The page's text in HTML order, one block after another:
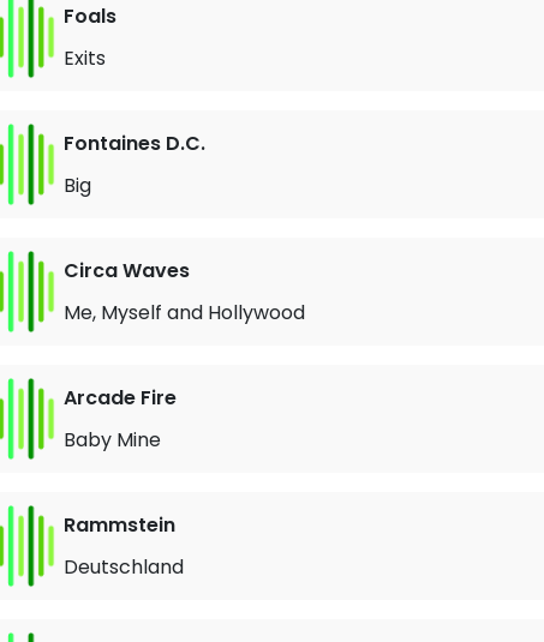
Foals
Exits
Fontaines D.C.
Big
Circa Waves
Me, Myself and Hollywood
Arcade Fire
Baby Mine
Rammstein
Deutschland